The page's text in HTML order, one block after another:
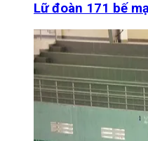
Lữ đoàn 171 bế